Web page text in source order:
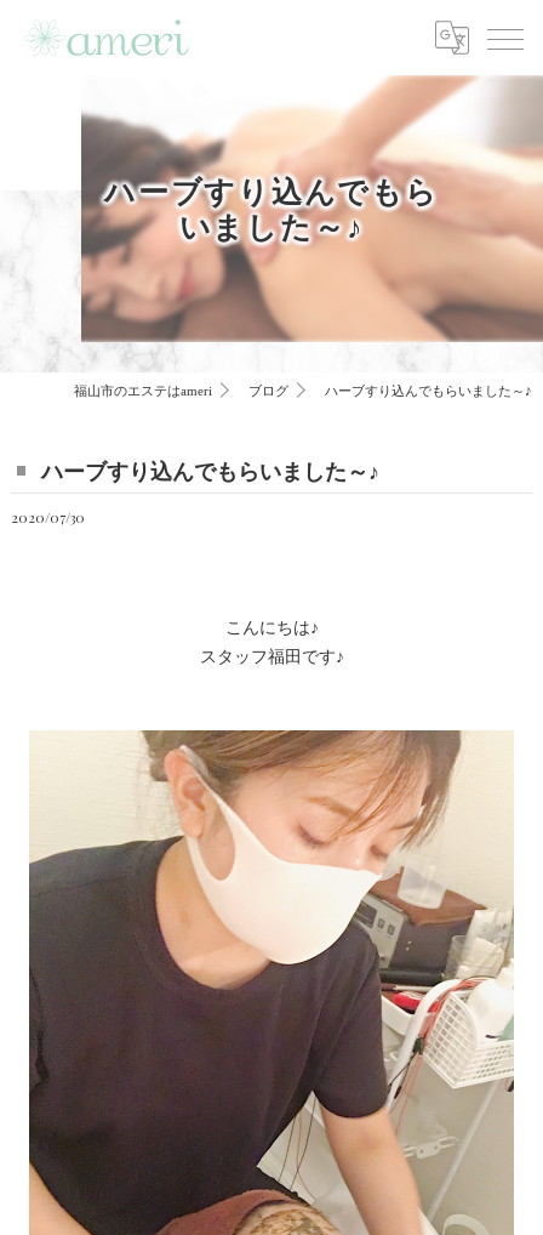
ハーブすり込んでもら
いました～♪
福山市のエステはameri ブログ ハーブすり込んでもらいました～♪
ハーブすり込んでもらいました～♪
2020/07/30
こんにちは♪
スタッフ福田です♪